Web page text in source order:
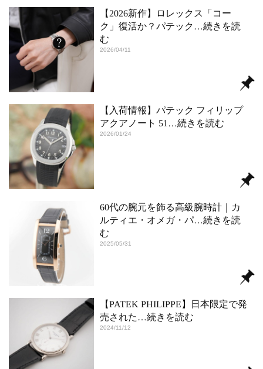
【2026新作】ロレックス「コー
ク」復活か？パテック …続きを読
む
2026/04/11
【入荷情報】パテック フィリップ
アクアノート 51 …続きを読む
2026/01/24
60代の腕元を飾る高級腕時計｜カ
ルティエ・オメガ・パ…続きを読
む
2025/05/31
【PATEK PHILIPPE】日本限定で発
売された …続きを読む
2024/11/12